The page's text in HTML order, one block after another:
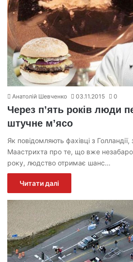
Анатолій Шевченко 03.11.2015 0
Через п’ять років люди
штучне м’ясо
Як повідомляють фахівці з Голландії,
Маастрихта про те, що вже
року, людство отримає шанс…
Читати далі